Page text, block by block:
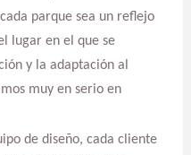
parque sea un reflejo
lugar en el que se
y la adaptación al
muy en serio en
de diseño, cada cliente